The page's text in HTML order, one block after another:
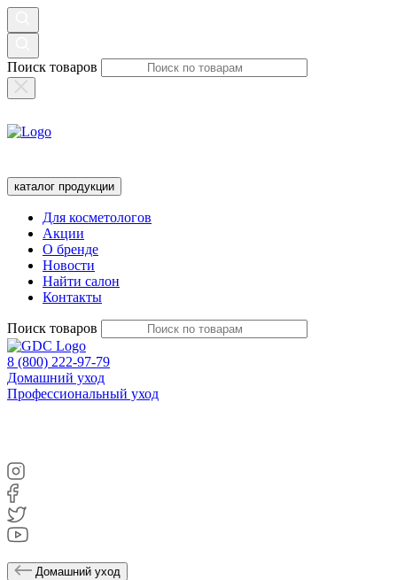
Поиск товаров
каталог продукции
Для косметологов
Акции
О бренде
Новости
Найти салон
Контакты
Поиск товаров
8 (800) 222-97-79
Домашний уход
Профессиональный уход
Домашний уход